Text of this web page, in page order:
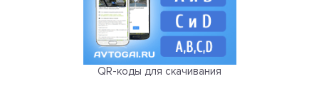
QR-коды для скачивания